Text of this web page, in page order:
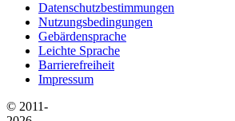
Datenschutzbestimmungen
Nutzungsbedingungen
Gebärdensprache
Leichte Sprache
Barrierefreiheit
Impressum
© 2011-